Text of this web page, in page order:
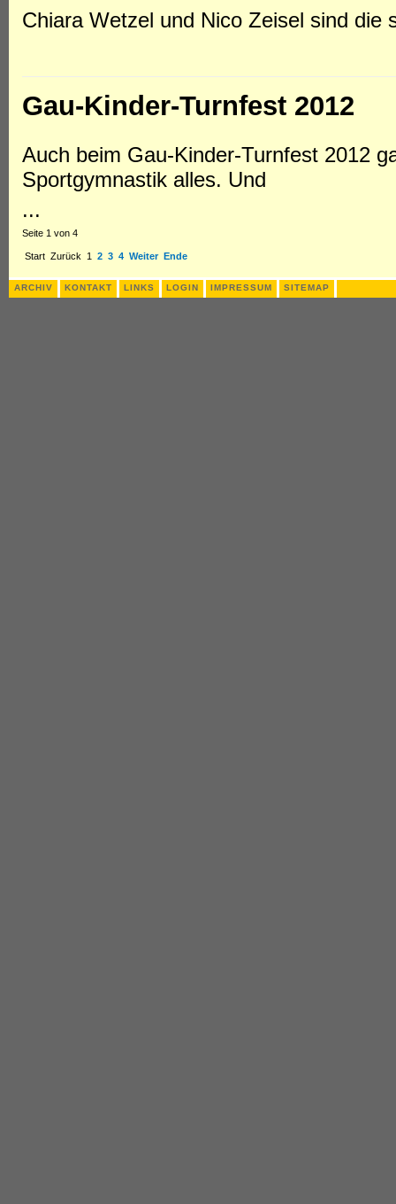
Chiara Wetzel und Nico Zeisel sind die
Gau-Kinder-Turnfest 2012
Auch beim Gau-Kinder-Turnfest 2012
Sportgymnastik alles. Und
...
Seite 1 von 4
Start Zurück 1 2 3 4 Weiter Ende
ARCHIV KONTAKT LINKS LOGIN IMPRESSUM SITEMAP